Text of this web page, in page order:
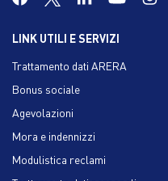
LINK UTILI E SERVIZI
Trattamento dati ARERA
Bonus sociale
Agevolazioni
Mora e indennizzi
Modulistica reclami